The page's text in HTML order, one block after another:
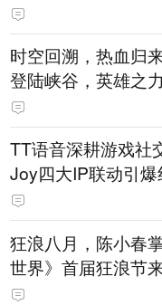
时空回溯，热血归
登陆峡谷，英雄之
斗！
TT语音深耕游戏社
Joy四大IP联动引
狂浪八月，陈小春
世界》首届狂浪节
直播即将开启